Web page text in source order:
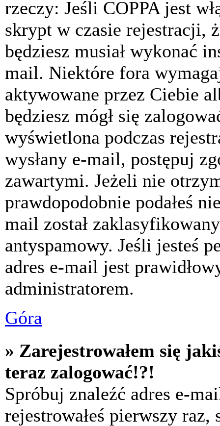
rzeczy: Jeśli COPPA jest
skrypt w czasie rejestracji,
będziesz musiał wykonać
mail. Niektóre fora
aktywowane przez Ciebie
będziesz mógł się
wyświetlona podczas
wysłany e-mail, postępuj
zawartymi. Jeżeli nie
prawdopodobnie podałeś
mail został
antyspamowy. Jeśli jesteś
adres e-mail jest
administratorem.
Góra
» Zarejestrowałem się
teraz zalogować!?!
Spróbuj znaleźć adres e-
rejestrowałeś pierwszy